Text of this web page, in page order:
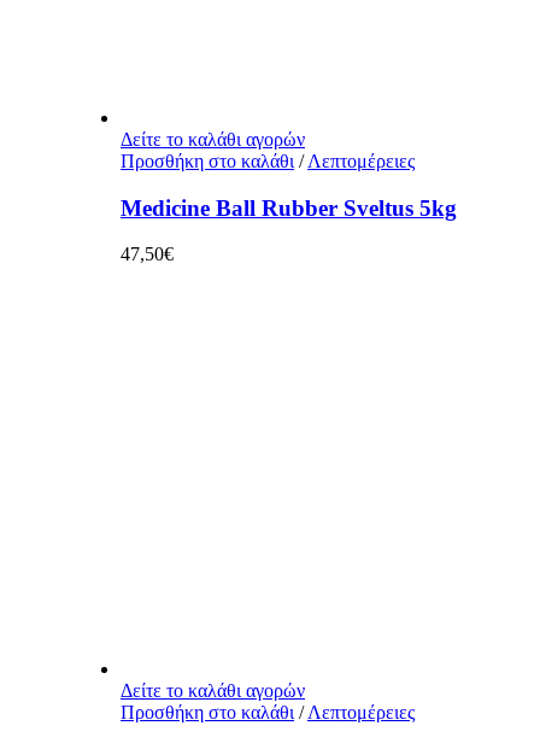
Δείτε το καλάθι αγορών
Προσθήκη στο καλάθι / Λεπτομέρειες
Medicine Ball Rubber Sveltus 5kg
47,50€
Δείτε το καλάθι αγορών
Προσθήκη στο καλάθι/Λεπτομέρειες